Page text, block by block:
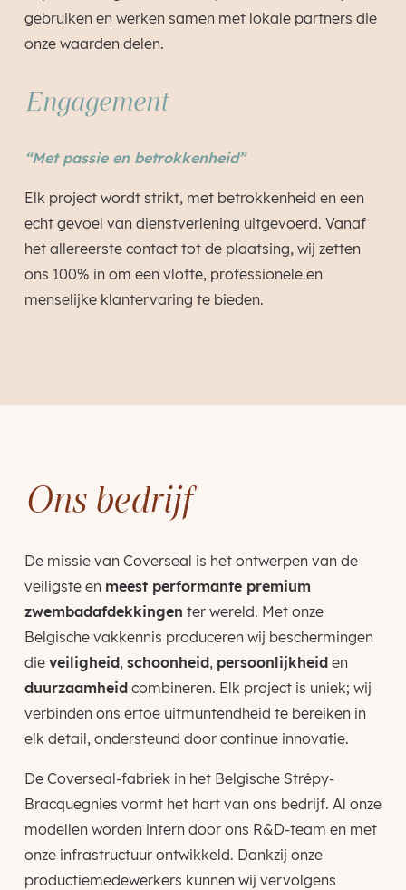
gebruiken en werken samen met lokale partners die
onze waarden delen.
Engagement
“Met passie en betrokkenheid”
Elk project wordt strikt, met betrokkenheid en een
echt gevoel van dienstverlening uitgevoerd. Vanaf
het allereerste contact tot de plaatsing, wij zetten
ons 100% in om een vlotte, professionele en
menselijke klantervaring te bieden.
Ons bedrijf
De missie van Coverseal is het ontwerpen van de
veiligste en meest performante premium
zwembadafdekkingen ter wereld. Met onze
Belgische vakkennis produceren wij beschermingen
die veiligheid, schoonheid, persoonlijkheiden
duurzaamheidcombineren. Elk project is uniek; wij
verbinden ons ertoe uitmuntendheid te bereiken in
elk detail, ondersteund door continue innovatie.
De Coverseal-fabriek in het Belgische Strépy-
Bracquegnies vormt het hart van ons bedrijf. Al onze
modellen worden intern door ons R&D-team en met
onze infrastructuur ontwikkeld. Dankzij onze
productiemedewerkers kunnen wij vervolgens